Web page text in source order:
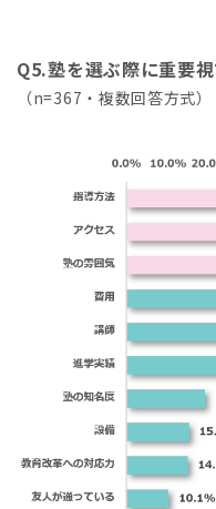
Q5.塾を選ぶ際に重要
（n=367・複数回答方式）